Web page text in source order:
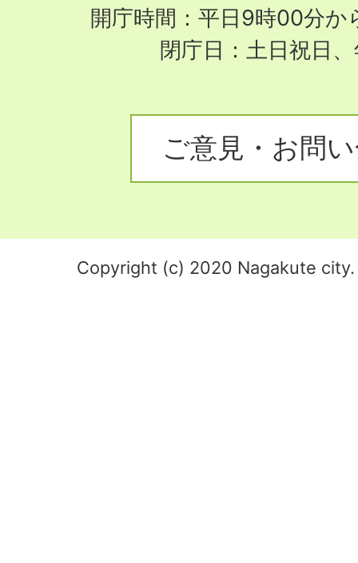
開庁時間：平日9時00分か
閉庁日：土日祝日
ご意見・お問
Copyright (c) 2020 Nagakute